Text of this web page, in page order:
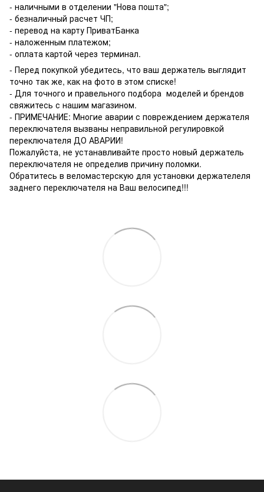
- наличными в отделении "Нова пошта";
- безналичный расчет ЧП;
- перевод на карту ПриватБанка
- наложенным платежом;
- оплата картой через терминал.
- Перед покупкой убедитесь, что ваш держатель выглядит
точно так же, как на фото в этом списке!
- Для точного и правельного подбора моделей и брендов
свяжитесь с нашим магазином.
- ПРИМЕЧАНИЕ: Многие аварии с повреждением держателя
переключателя вызваны неправильной регулировкой
переключателя ДО АВАРИИ!
Пожалуйста, не устанавливайте просто новый держатель
переключателя не определив причину поломки.
Обратитесь в веломастерскую для установки держателеля
заднего переключателя на Ваш велосипед!!!